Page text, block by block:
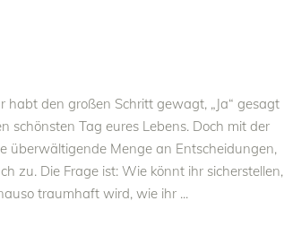
habt den großen Schritt gewagt, „Ja“ gesagt
schönsten Tag eures Lebens. Doch mit der
überwältigende Menge an Entscheidungen,
zu. Die Frage ist: Wie könnt ihr sicherstellen,
traumhaft wird, wie ihr